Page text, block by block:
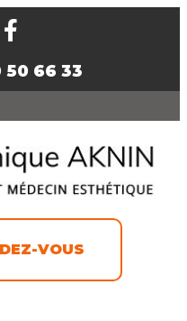
50 66 33
VOUS